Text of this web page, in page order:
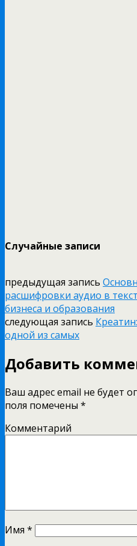
Случайные записи
предыдущая запись
расшифровки аудио в
бизнеса и образования
следующая запись
одной из самых
Добавить
Ваш адрес email не будет
поля помечены *
Комментарий
Имя *